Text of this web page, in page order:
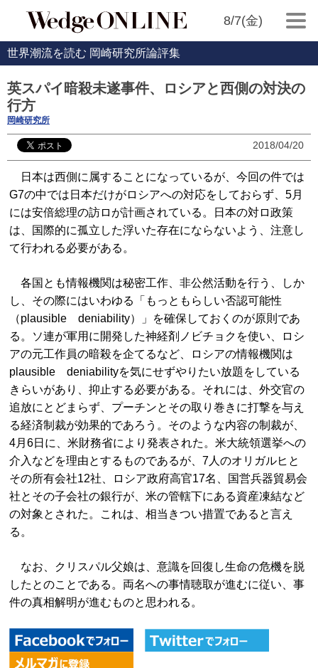
8/7(金)
世界潮流を読む 岡崎研究所論評集
英スパイ暗殺未遂事件、ロシアと西側の対決の
行方
岡崎研究所
2018/04/20
日本は西側に属することになっているが、今回の件では
G7の中では日本だけがロシアへの対応をしておらず、5月
には安倍総理の訪ロが計画されている。日本の対ロ政策
は、国際的に孤立した浮いた存在にならないよう、注意し
て行われる必要がある。
各国とも情報機関は秘密工作、非公然活動を行う、しか
し、その際にはいわゆる「もっともらしい否認可能性
（plausible deniability）」を確保しておくのが原則であ
る。ソ連が軍用に開発した神経剤ノビチョクを使い、ロシ
アの元工作員の暗殺を企てるなど、ロシアの情報機関は
plausible deniabilityを気にせずやりたい放題をしている
きらいがあり、抑止する必要がある。それには、外交官の
追放にとどまらず、プーチンとその取り巻きに打撃を与え
る経済制裁が効果的であろう。そのような内容の制裁が、
4月6日に、米財務省により発表された。米大統領選挙への
介入などを理由とするものであるが、7人のオリガルヒと
その所有会社12社、ロシア政府高官17名、国営兵器貿易会
社とその子会社の銀行が、米の管轄下にある資産凍結など
の対象とされた。これは、相当きつい措置であると言え
る。
なお、クリスパル父娘は、意識を回復し生命の危機を脱
したとのことである。両名への事情聴取が進むに従い、事
件の真相解明が進むものと思われる。